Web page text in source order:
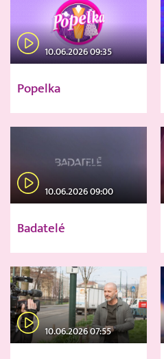
10.06.2026 09:35
Popelka
10.06.2026 09:00
Badatelé
10.06.2026 07:55